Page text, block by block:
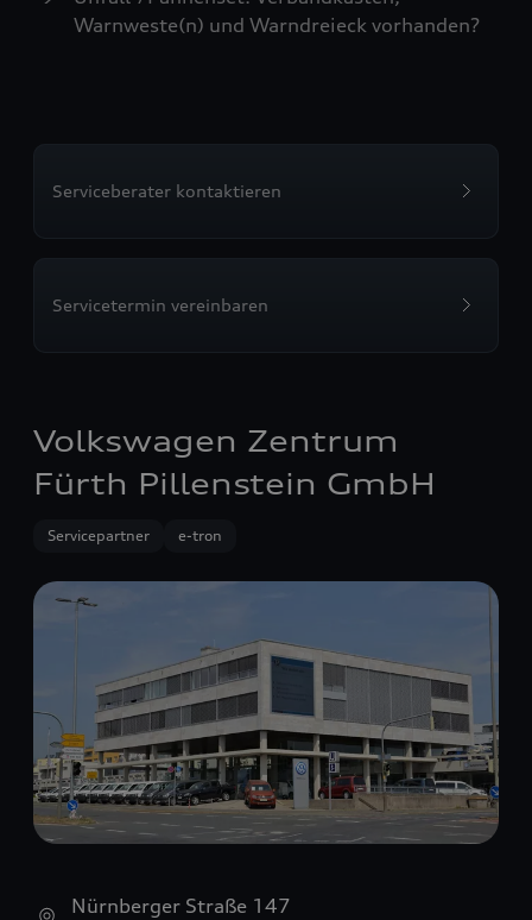
Warnweste(n) und Warndreieck vorhanden?
Serviceberater kontaktieren
Servicetermin vereinbaren
Volkswagen Zentrum
Fürth Pillenstein GmbH
Servicepartner e-tron
Nürnberger Straße 147